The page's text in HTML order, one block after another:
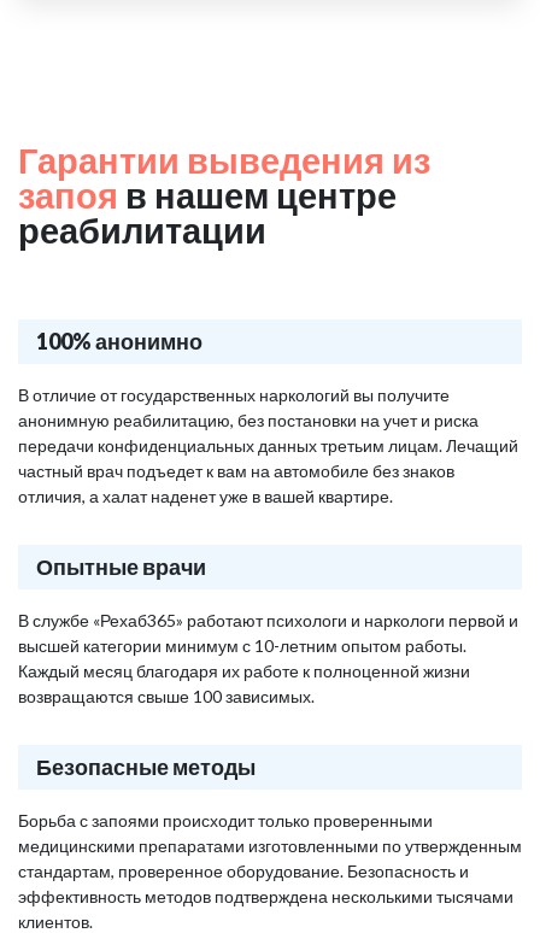
Гарантии выведения из
запоя в нашем центре
реабилитации
100% анонимно
В отличие от государственных наркологий вы получите
анонимную реабилитацию, без постановки на учет и риска
передачи конфиденциальных данных третьим лицам. Лечащий
частный врач подъедет к вам на автомобиле без знаков
отличия, а халат наденет уже в вашей квартире.
Опытные врачи
В службе «Рехаб365» работают психологи и наркологи первой и
высшей категории минимум с 10-летним опытом работы.
Каждый месяц благодаря их работе к полноценной жизни
возвращаются свыше 100 зависимых.
Безопасные методы
Борьба с запоями происходит только проверенными
медицинскими препаратами изготовленными по утвержденным
стандартам, проверенное оборудование. Безопасность и
эффективность методов подтверждена несколькими тысячами
клиентов.